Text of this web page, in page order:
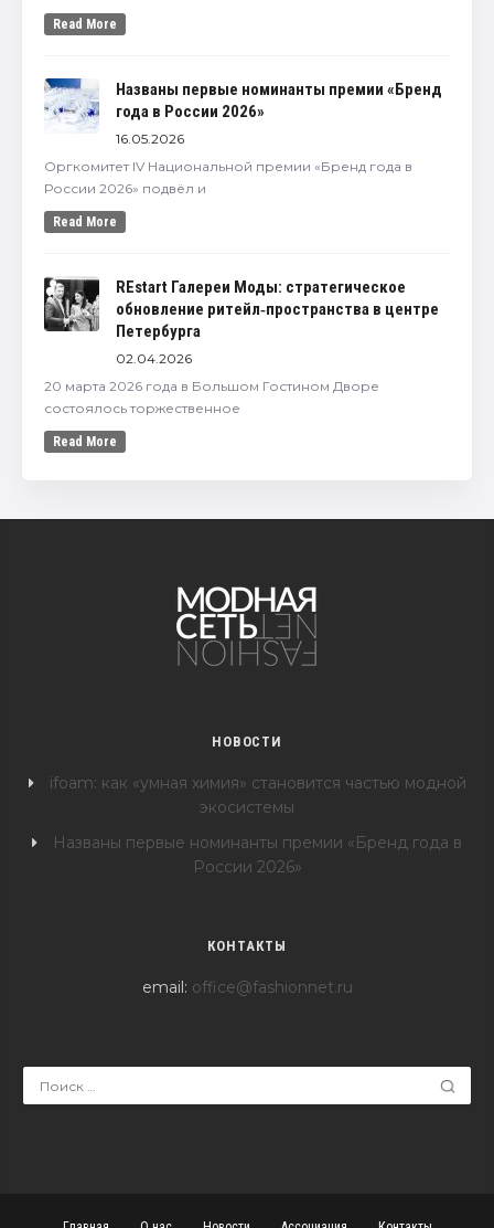
Read More
Названы первые номинанты премии «Бренд
года в России 2026»
16.05.2026
Оргкомитет IV Национальной премии «Бренд года в
России 2026» подвёл и
Read More
REstart Галереи Моды: стратегическое
обновление ритейл‑пространства в центре
Петербурга
02.04.2026
20 марта 2026 года в Большом Гостином Дворе
состоялось торжественное
Read More
НОВОСТИ
ifoam: как «умная химия» становится частью модной
экосистемы
Названы первые номинанты премии «Бренд года в
России 2026»
КОНТАКТЫ
email: office@fashionnet.ru